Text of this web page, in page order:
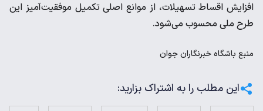
افزایش اقساط تسهیلات، از موانع اصلی تکمیل موفقیت‌آمیز این
طرح ملی محسوب می‌شود.
منبع باشگاه خبرنگاران جوان
این مطلب را به اشتراک بزارید: